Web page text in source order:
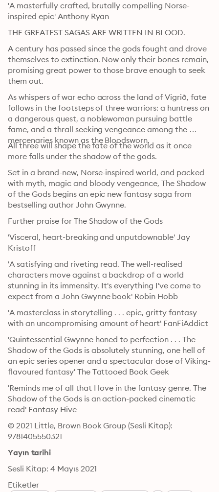
'A masterfully crafted, brutally compelling Norse-
inspired epic' Anthony Ryan
A century has passed since the gods fought and drove
themselves to extinction. Now only their bones remain,
promising great power to those brave enough to seek
them out.
As whispers of war echo across the land of Vigrið, fate
follows in the footsteps of three warriors: a huntress on
a dangerous quest, a noblewoman pursuing battle
fame, and a thrall seeking vengeance among the
mercenaries known as the Bloodsworn.
All three will shape the fate of the world as it once
more falls under the shadow of the gods.
Set in a brand-new, Norse-inspired world, and packed
with myth, magic and bloody vengeance, The Shadow
of the Gods begins an epic new fantasy saga from
bestselling author John Gwynne.
Further praise for The Shadow of the Gods
'Visceral, heart-breaking and unputdownable' Jay
Kristoff
'A satisfying and riveting read. The well-realised
characters move against a backdrop of a world
stunning in its immensity. It's everything I've come to
expect from a John Gwynne book' Robin Hobb
'A masterclass in storytelling . . . epic, gritty fantasy
with an uncompromising amount of heart' FanFiAddict
'Quintessential Gwynne honed to perfection . . . The
Shadow of the Gods is absolutely stunning, one hell of
an epic series opener and a spectacular dose of Viking-
flavoured fantasy' The Tattooed Book Geek
'Reminds me of all that I love in the fantasy genre. The
Shadow of the Gods is an action-packed cinematic
read' Fantasy Hive
© 2021 Little, Brown Book Group (Sesli Kitap):
9781405550321
Yayın tarihi
Sesli Kitap: 4 Mayıs 2021
Etiketler